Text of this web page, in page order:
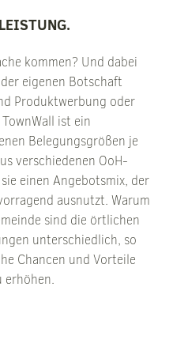
kommen? Und dabei
eigenen Botschaft
Produktwerbung oder
ist ein
Belegungsgrößen je
verschiedenen OoH-
einen Angebotsmix, der
ausnutzt. Warum
sind die örtlichen
unterschiedlich, so
Chancen und Vorteile
erhöhen.